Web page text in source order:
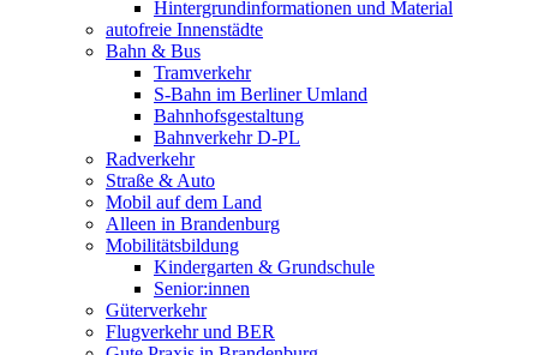
Hintergrundinformationen und Material
autofreie Innenstädte
Bahn & Bus
Tramverkehr
S-Bahn im Berliner Umland
Bahnhofsgestaltung
Bahnverkehr D-PL
Radverkehr
Straße & Auto
Mobil auf dem Land
Alleen in Brandenburg
Mobilitätsbildung
Kindergarten & Grundschule
Senior:innen
Güterverkehr
Flugverkehr und BER